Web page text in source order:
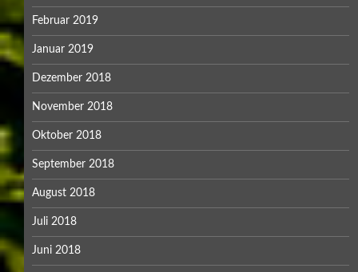
Februar 2019
Januar 2019
Dezember 2018
November 2018
Oktober 2018
September 2018
August 2018
Juli 2018
Juni 2018